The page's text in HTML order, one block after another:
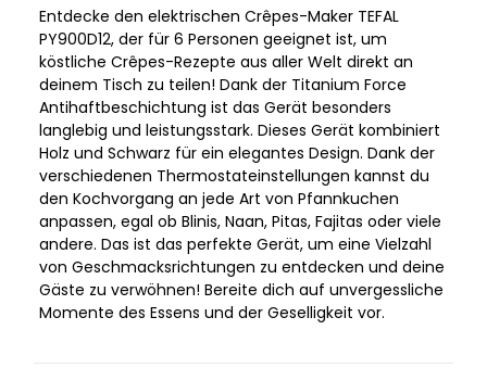
Entdecke den elektrischen Crêpes-Maker TEFAL
PY900D12, der für 6 Personen geeignet ist, um
köstliche Crêpes-Rezepte aus aller Welt direkt an
deinem Tisch zu teilen! Dank der Titanium Force
Antihaftbeschichtung ist das Gerät besonders
langlebig und leistungsstark. Dieses Gerät kombiniert
Holz und Schwarz für ein elegantes Design. Dank der
verschiedenen Thermostateinstellungen kannst du
den Kochvorgang an jede Art von Pfannkuchen
anpassen, egal ob Blinis, Naan, Pitas, Fajitas oder viele
andere. Das ist das perfekte Gerät, um eine Vielzahl
von Geschmacksrichtungen zu entdecken und deine
Gäste zu verwöhnen! Bereite dich auf unvergessliche
Momente des Essens und der Geselligkeit vor.